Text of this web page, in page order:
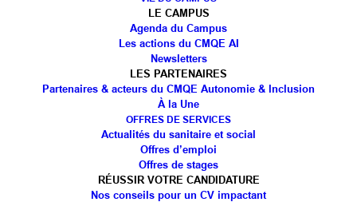
LE CAMPUS
Agenda du Campus
Les actions du CMQE AI
Newsletters
LES PARTENAIRES
Partenaires & acteurs du CMQE Autonomie & Inclusion
À la Une
OFFRES DE SERVICES
Actualités du sanitaire et social
Offres d’emploi
Offres de stages
RÉUSSIR VOTRE CANDIDATURE
Nos conseils pour un CV impactant
"accompagnement de la
personne porteuse de
troubles du spectre de
l'autisme" a été
renouvelée pour les
apprenants aides-
soignants !